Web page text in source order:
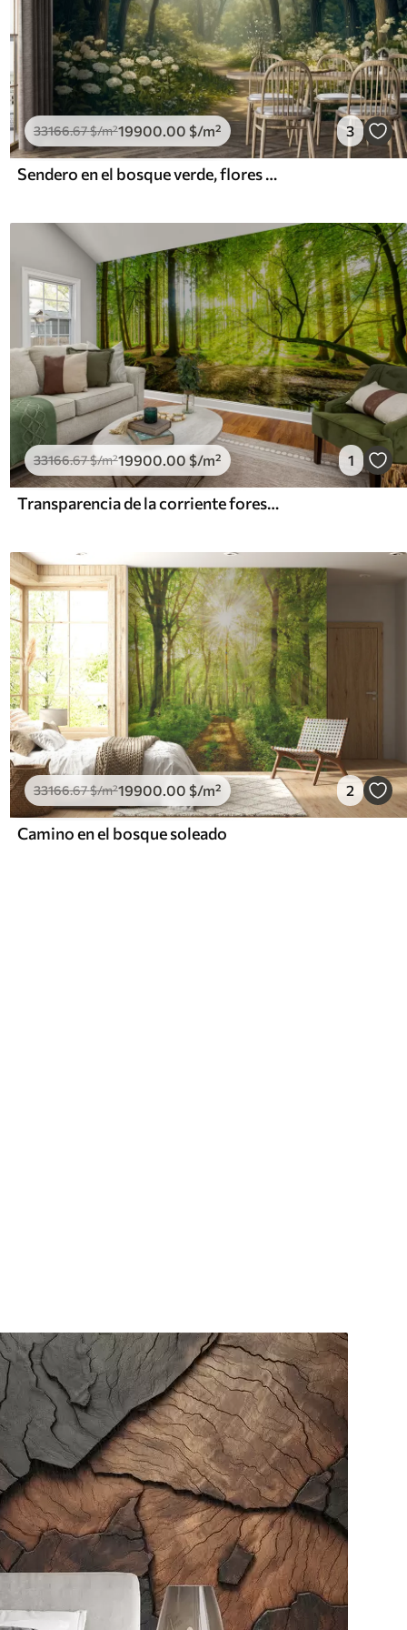
33166.67$/m²19900 .00 $/m² 3
Sendero en el bosque verde, flores blancas, luz del sol, dibujo estilo acrílico
33166.67$/m²19900.00$/m² 1
Transparencia de la corriente forestal
33166.67$/m²19900 .00 $/m² 2
Camino en el bosque soleado